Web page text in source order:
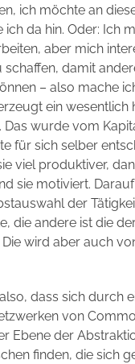
ich möchte an
ich da hin. Oder: Ich
aber mich
damit
– also mache
ein wesentlich
Das wurde vom
für sich selber
viel produktiver,
sie motiviert.
der
die andere ist die
wird aber auch
dass sich durch
von
Ebene der
finden, die sich